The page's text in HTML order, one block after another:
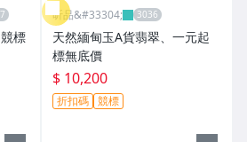
標
昕品&#33304;
天然緬甸玉A貨翡翠、一元起
標無底價
$ 10,200
折扣碼 競標